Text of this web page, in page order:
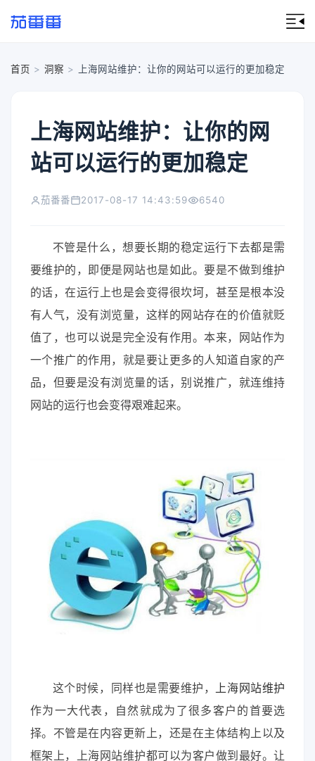
首页 > 洞察 > 上海网站维护：让你的网站可以运行的更加稳定
上海网站维护：让你的网
站可以运行的更加稳定
茄番番 2017-08-17 14:43:59 6540
不管是什么，想要长期的稳定运行下去都是需
要维护的，即便是网站也是如此。要是不做到维护
的话，在运行上也是会变得很坎坷，甚至是根本没
有人气，没有浏览量，这样的网站存在的价值就贬
值了，也可以说是完全没有作用。本来，网站作为
一个推广的作用，就是要让更多的人知道自家的产
品，但要是没有浏览量的话，别说推广，就连维持
网站的运行也会变得艰难起来。
这个时候，同样也是需要维护，
上海网站维护
作为一大代表，自然就成为了很多客户的首要选
择。不管是在内容更新上，还是在主体结构上以及
框架上，上海网站维护都可以为客户做到最好。让